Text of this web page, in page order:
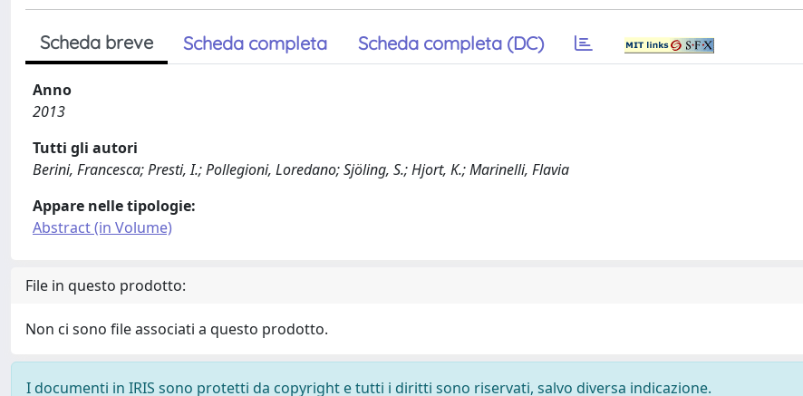
Scheda breve Scheda completa Scheda completa (DC)
Anno
2013
Tutti gli autori
Berini, Francesca; Presti, I.; Pollegioni, Loredano; Sjöling, S.; Hjort, K.; Marinelli, Flavia
Appare nelle tipologie:
Abstract (in Volume)
File in questo prodotto:
Non ci sono file associati a questo prodotto.
I documenti in IRIS sono protetti da copyright e tutti i diritti sono riservati, salvo diversa indicazione.